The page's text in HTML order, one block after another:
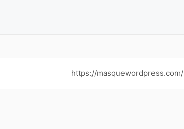
https://masquewordpress.com/